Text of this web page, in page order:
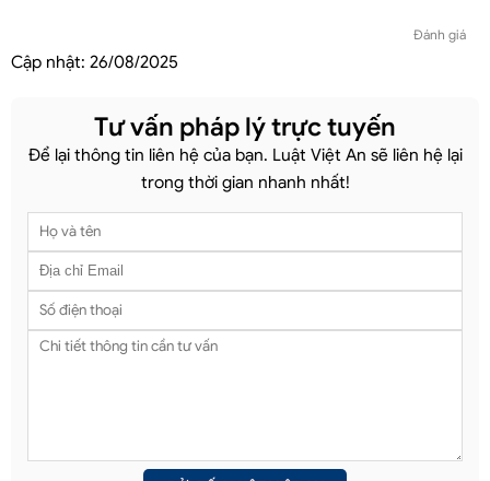
Đánh giá
Cập nhật: 26/08/2025
Tư vấn pháp lý trực tuyến
Để lại thông tin liên hệ của bạn. Luật Việt An sẽ liên hệ lại
trong thời gian nhanh nhất!